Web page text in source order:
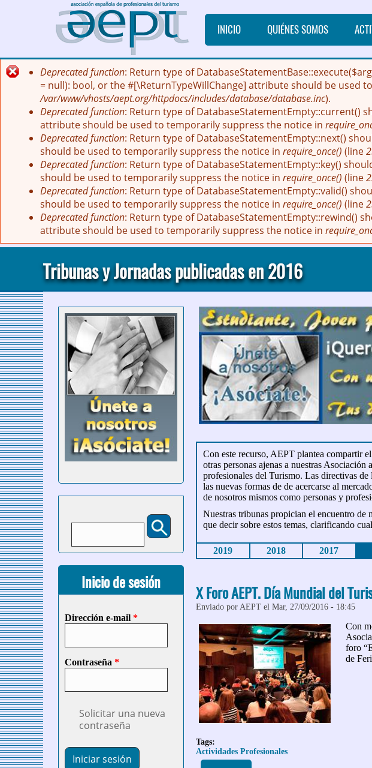
Pasar al contenido principal
INICIO QUIÉNES SOMOS
Mensaje de error
Deprecated function: Return type of
= null): bool, or the #[\ReturnTypeWillChange] attribute should be used
/var/www/vhosts/aept.org/httpdocs/includes/database/database.inc).
Deprecated function: Return type of DatabaseStatementEmpty::current()
attribute should be used to temporarily suppress the notice in
Deprecated function: Return type of DatabaseStatementEmpty::next()
should be used to temporarily suppress the notice in require_once() (line
Deprecated function: Return type of DatabaseStatementEmpty::key()
should be used to temporarily suppress the notice in require_once() (line
Deprecated function: Return type of DatabaseStatementEmpty::valid()
should be used to temporarily suppress the notice in require_once() (line
Deprecated function: Return type of DatabaseStatementEmpty::rewind()
attribute should be used to temporarily suppress the notice in
Tribunas y Jornadas publicadas en 2016
Con este recurso, AEPT plantea compartir
otras personas ajenas a nuestras Asociación
profesionales del Turismo. Las directivas
las nuevas formas de de acercarse al
de nosotros mismos como personas y
Nuestras tribunas propician el encuentro de
que decir sobre estos temas, clarificando
2019 2018 2017
X Foro AEPT. Día Mundial del
Enviado por AEPT el Mar, 27/09/2016 - 18:45
Con
foro
de
Tags:
Actividades Profesionales
Formulario de búsqueda
Inicio de sesión
Dirección e-mail *
Contraseña *
Solicitar una nueva
contraseña